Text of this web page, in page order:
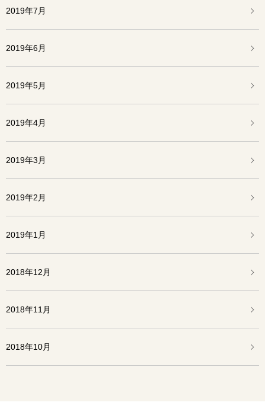
2019年7月
2019年6月
2019年5月
2019年4月
2019年3月
2019年2月
2019年1月
2018年12月
2018年11月
2018年10月